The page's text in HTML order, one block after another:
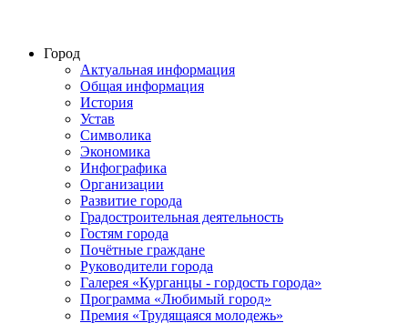
Город
Актуальная информация
Общая информация
История
Устав
Символика
Экономика
Инфографика
Организации
Развитие города
Градостроительная деятельность
Гостям города
Почётные граждане
Руководители города
Галерея «Курганцы - гордость города»
Программа «Любимый город»
Премия «Трудящаяся молодежь»